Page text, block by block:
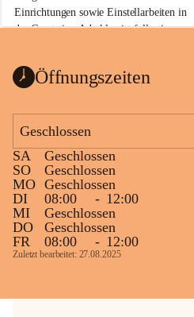
Einrichtungen sowie Einstellarbeiten in
der Gasstation Aderklaa ist fallweise
kommenden Tagen und Wochen wird
sein.
Die OMV Austria ist bemüht, für die
Bevölkerung ungewohnte, jedoch
technisch notwendige Betriebszustände so
kurz wie möglich zu halten.
Wir bitten daher die umliegende
Bevölkerung um Verständnis.
Öffnungszeiten
Geschlossen
SA
Geschlossen
SO
Geschlossen
MO Geschlossen
DI
08:00 - 12:00
MI
Geschlossen
DO
Geschlossen
FR
08:00 - 12:00
Zuletzt bearbeitet: 27.08.2025